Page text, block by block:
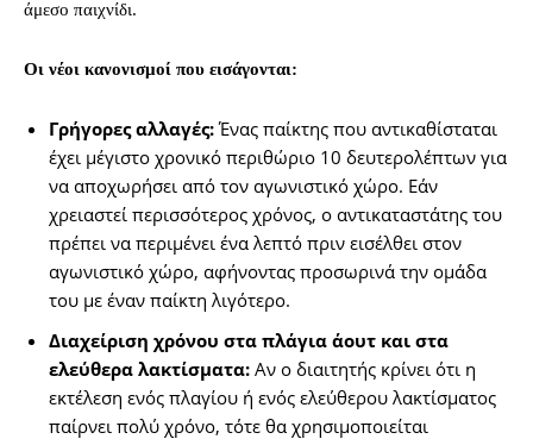
άμεσο παιχνίδι.
Οι νέοι κανονισμοί που εισάγονται:
Γρήγορες αλλαγές:Ένας παίκτης που αντικαθίσταται
έχει μέγιστο χρονικό περιθώριο 10 δευτερολέπτων για
να αποχωρήσει από τον αγωνιστικό χώρο. Εάν
χρειαστεί περισσότερος χρόνος, ο αντικαταστάτης του
πρέπει να περιμένει ένα λεπτό πριν εισέλθει στον
αγωνιστικό χώρο, αφήνοντας προσωρινά την ομάδα
του με έναν παίκτη λιγότερο.
Διαχείριση χρόνου στα πλάγια άουτ και στα
ελεύθερα λακτίσματα: Αν ο διαιτητής κρίνει ότι η
εκτέλεση ενός πλαγίου ή ενός ελεύθερου λακτίσματος
παίρνει πολύ χρόνο, τότε θα χρησιμοποιείται